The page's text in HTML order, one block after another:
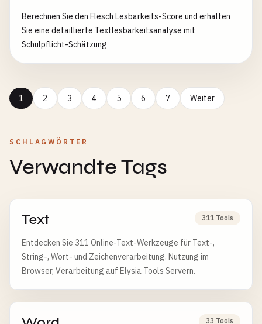
Berechnen Sie den Flesch Lesbarkeits-Score und erhalten
Sie eine detaillierte Textlesbarkeitsanalyse mit
Schulpflicht-Schätzung
1 2 3 4 5 6 7 Weiter
SCHLAGWÖRTER
Verwandte Tags
Text 311 Tools
Entdecken Sie 311 Online-Text-Werkzeuge für Text-,
String-, Wort- und Zeichenverarbeitung. Nutzung im
Browser, Verarbeitung auf Elysia Tools Servern.
33 Tools